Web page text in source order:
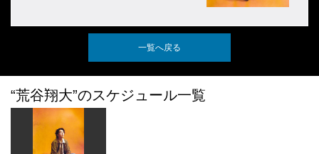
一覧へ戻る
“荒谷翔大”のスケジュール一覧